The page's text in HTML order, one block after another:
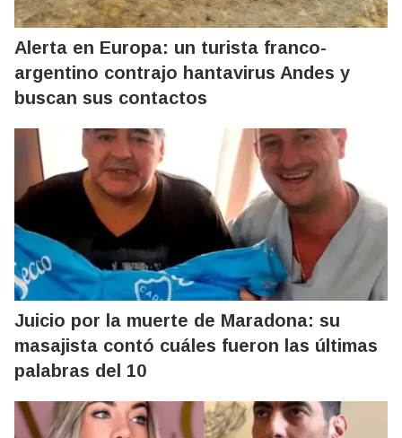
Alerta en Europa: un turista franco-
argentino contrajo hantavirus Andes y
buscan sus contactos
Juicio por la muerte de Maradona: su
masajista contó cuáles fueron las últimas
palabras del 10